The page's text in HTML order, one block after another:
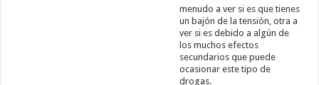
menudo a ver si es que tienes
un bajón de la tensión, otra a
ver si es debido a algún de
los muchos efectos
secundarios que puede
ocasionar este tipo de
drogas.